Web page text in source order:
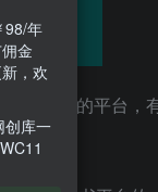
在介绍的平台，
。
98/年
金
，欢
创库一